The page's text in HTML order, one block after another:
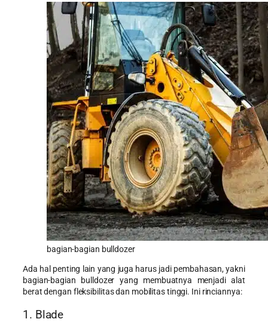
bagian-bagian bulldozer
Ada hal penting lain yang juga harus jadi pembahasan, yakni
bagian-bagian bulldozer yang membuatnya menjadi alat
berat dengan fleksibilitas dan mobilitas tinggi. Ini rinciannya:
1. Blade